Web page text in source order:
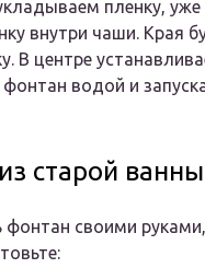
пленку,
внутри чаши.
В центре
водой и
старой ванны
своими